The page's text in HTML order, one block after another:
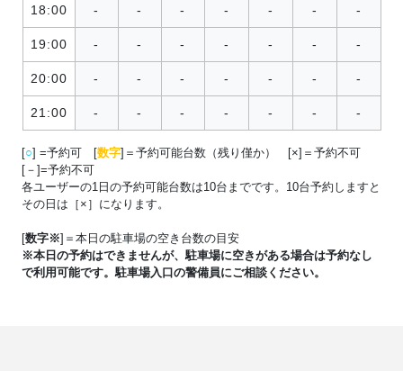
18:00 - - - - - - -
19:00 - - - - - - -
20:00 - - - - - - -
21:00 - - - - - - -
[○] =予約可 [数字]＝予約可能台数（残り僅か） [×]＝予約不可
[－]=予約不可
各ユーザーの1日の予約可能台数は10台までです。10台予約しますと
その日は［×］になります。
[数字※]＝本日の駐車場の空き台数の目安
※本日の予約はできませんが、駐車場に空きがある場合は予約なし
で利用可能です。駐車場入口の警備員にご相談ください。